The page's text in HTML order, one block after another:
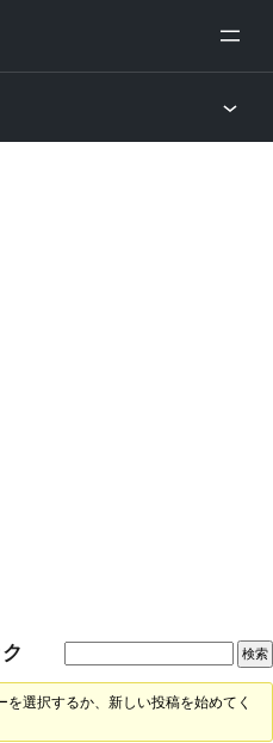
選択するか、新しい投稿を始めてく